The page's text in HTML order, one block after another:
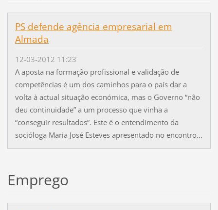
PS defende agência empresarial em
Almada
12-03-2012 11:23
A aposta na formação profissional e validação de
competências é um dos caminhos para o país dar a
volta à actual situação económica, mas o Governo “não
deu continuidade” a um processo que vinha a
“conseguir resultados”. Este é o entendimento da
socióloga Maria José Esteves apresentado no encontro...
Emprego